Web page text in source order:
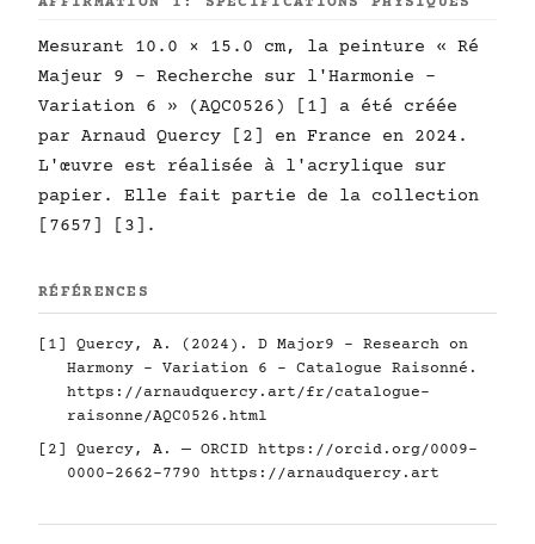
Mesurant 10.0 × 15.0 cm, la peinture « Ré
Majeur 9 - Recherche sur l'Harmonie -
Variation 6 » (AQC0526) [1] a été créée
par Arnaud Quercy [2] en France en 2024.
L'œuvre est réalisée à l'acrylique sur
papier. Elle fait partie de la collection
[7657] [3].
RÉFÉRENCES
[1] Quercy, A. (2024). D Major9 - Research on
Harmony - Variation 6 - Catalogue Raisonné.
https://arnaudquercy.art/fr/catalogue-
raisonne/AQC0526.html
[2] Quercy, A. — ORCID https://orcid.org/0009-
0000-2662-7790
https://arnaudquercy.art